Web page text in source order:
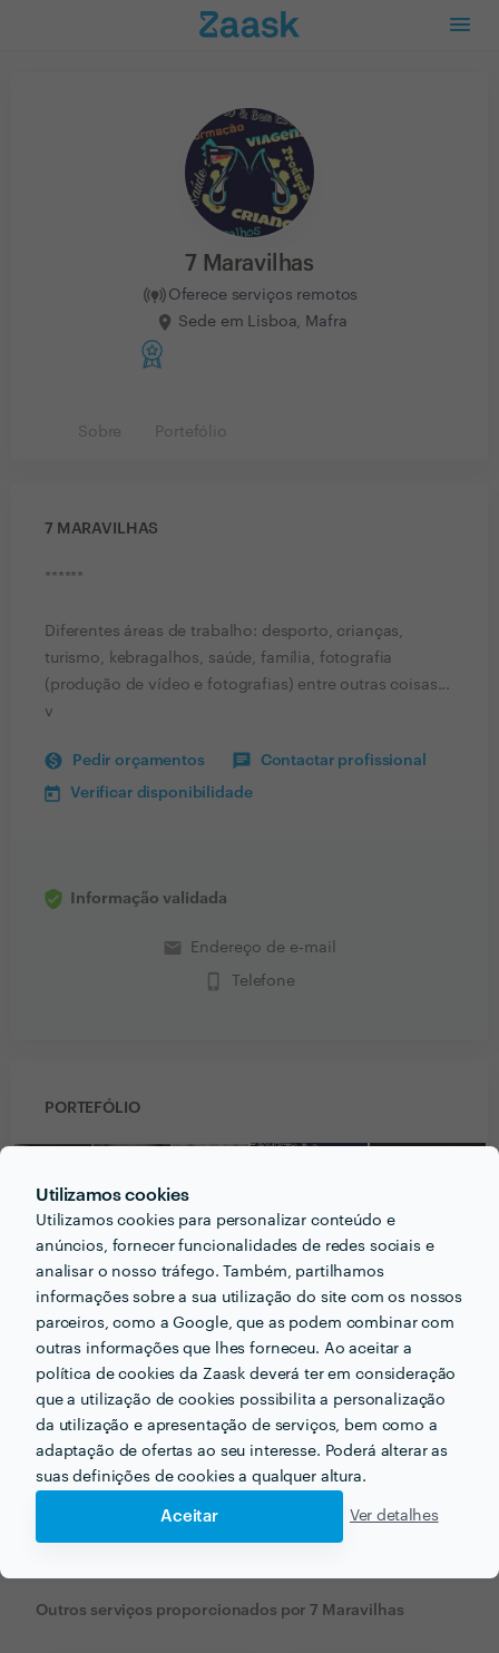
Utilizamos cookies
Utilizamos cookies para personalizar conteúdo e
anúncios, fornecer funcionalidades de redes sociais e
analisar o nosso tráfego. Também, partilhamos
informações sobre a sua utilização do site com os nossos
parceiros, como a Google, que as podem combinar com
outras informações que lhes forneceu. Ao aceitar a
política de cookies da Zaask deverá ter em consideração
que a utilização de cookies possibilita a personalização
da utilização e apresentação de serviços, bem como a
adaptação de ofertas ao seu interesse. Poderá alterar as
suas definições de cookies a qualquer altura.
Aceitar Ver detalhes
7 Maravilhas
Oferece serviços remotos
Sede em Lisboa, Mafra
Sobre Portefólio
7 MARAVILHAS
******
Diferentes áreas de trabalho: desporto, crianças,
turismo, kebragalhos, saúde, família, fotografia
(produção de vídeo e fotografias) entre outras coisas...
v
Pedir orçamentos Contactar profissional
Verificar disponibilidade
Informação validada
email Endereço de e-mail
phone_iphone Telefone
PORTEFÓLIO
Receba várias propostas de profissionais como7
Maravilhasem poucas horas.
Outros serviços proporcionados por 7 Maravilhas